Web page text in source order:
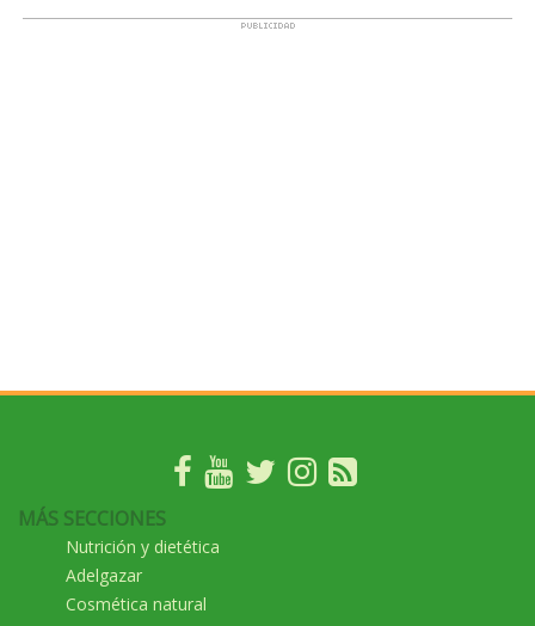
MÁS SECCIONES
Nutrición y dietética
Adelgazar
Cosmética natural